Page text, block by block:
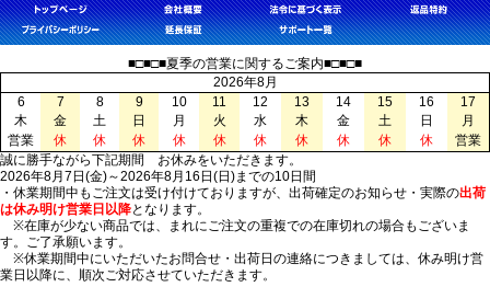
■□■□■夏季の営業に関するご案内■□■□■
2026年8月
6
7 8 9 10 11 12 13 14 15 16
17
木
金 土 日 月 火 水 木 金 土 日
月
営業
休 休 休 休 休 休 休 休 休 休
営業
誠に勝手ながら下記期間 お休みをいただきます。
2026年8月7日(金)～2026年8月16日(日)までの10日間
・休業期間中もご注文は受け付けておりますが、出荷確定のお知らせ・実際の出荷
は休み明け営業日以降となります。
※在庫が少ない商品では、まれにご注文の重複での在庫切れの場合もございま
す。ご了承願います。
※休業期間中にいただいたお問合せ・出荷日の連絡につきましては、休み明け営
業日以降に、順次ご対応させていただきます。